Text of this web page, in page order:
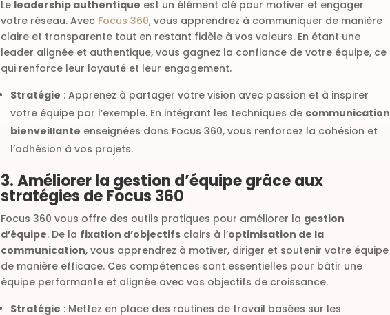
Le leadership authentique est un élément clé pour motiver et engager
votre réseau. Avec Focus 360, vous apprendrez à communiquer de manière
claire et transparente tout en restant fidèle à vos valeurs. En étant une
leader alignée et authentique, vous gagnez la confiance de votre équipe, ce
qui renforce leur loyauté et leur engagement.
Stratégie : Apprenez à partager votre vision avec passion et à inspirer
votre équipe par l’exemple. En intégrant les techniques de communication
bienveillante enseignées dans Focus 360, vous renforcez la cohésion et
l’adhésion à vos projets.
3. Améliorer la gestion d’équipe grâce aux
stratégies de Focus 360
Focus 360 vous offre des outils pratiques pour améliorer la gestion
d’équipe. De la fixation d’objectifsclairs à l’optimisation de la
communication, vous apprendrez à motiver, diriger et soutenir votre équipe
de manière efficace. Ces compétences sont essentielles pour bâtir une
équipe performante et alignée avec vos objectifs de croissance.
Stratégie : Mettez en place des routines de travail basées sur les